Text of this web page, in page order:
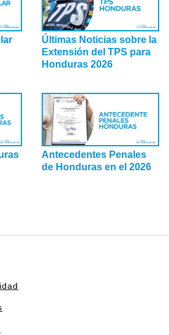
Últimas Noticias sobre la
Extensión del TPS para
Honduras 2026
Antecedentes Penales
de Honduras en el 2026